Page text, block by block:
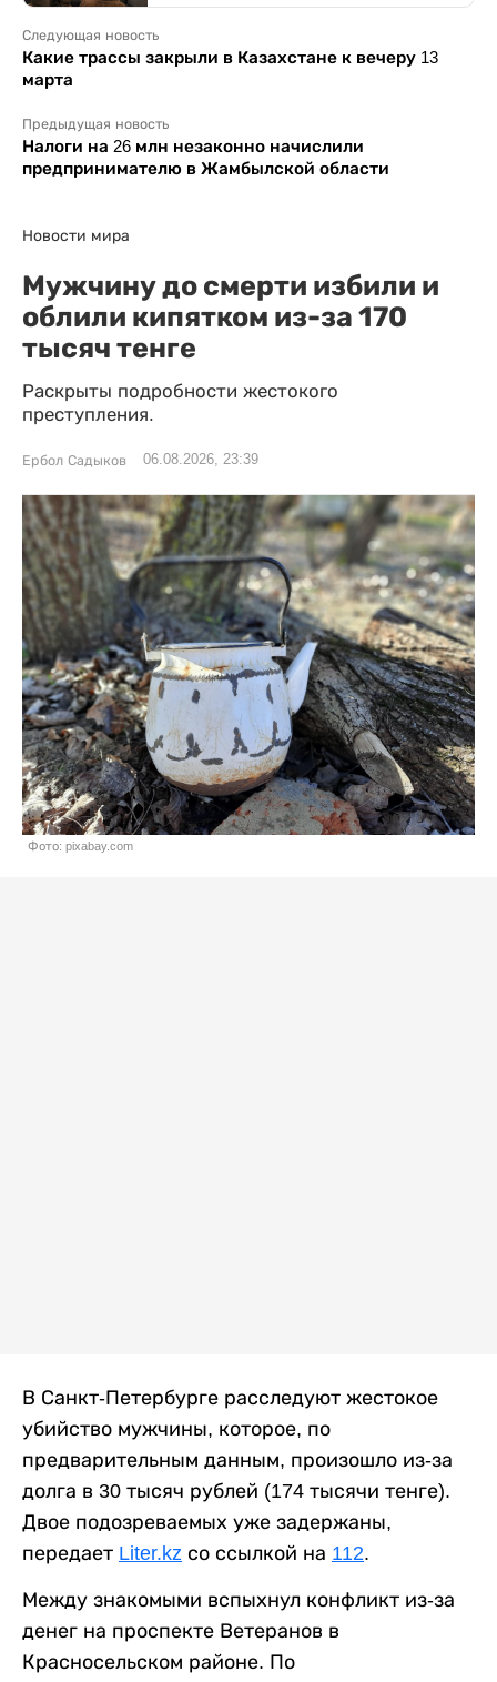
Следующая новость
Какие трассы закрыли в Казахстане к вечеру 13
марта
Предыдущая новость
Налоги на 26 млн незаконно начислили
предпринимателю в Жамбылской области
Новости мира
Мужчину до смерти избили и
облили кипятком из-за 170
тысяч тенге
Раскрыты подробности жестокого
преступления.
Ербол Садыков 06.08.2026, 23:39
Фото: pixabay.com
В Санкт-Петербурге расследуют жестокое
убийство мужчины, которое, по
предварительным данным, произошло из-за
долга в 30 тысяч рублей (174 тысячи тенге).
Двое подозреваемых уже задержаны,
передает Liter.kz со ссылкой на 112.
Между знакомыми вспыхнул конфликт из-за
денег на проспекте Ветеранов в
Красносельском районе. По